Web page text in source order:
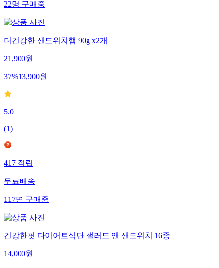
22명구매중
더건강한 샌드위치햄 90g x2개
21,900원
37%13,900원
5.0
(1)
417적립
무료배송
117명구매중
건강한핏 다이어트식단 샐러드 앤 샌드위치 16종
14,000원